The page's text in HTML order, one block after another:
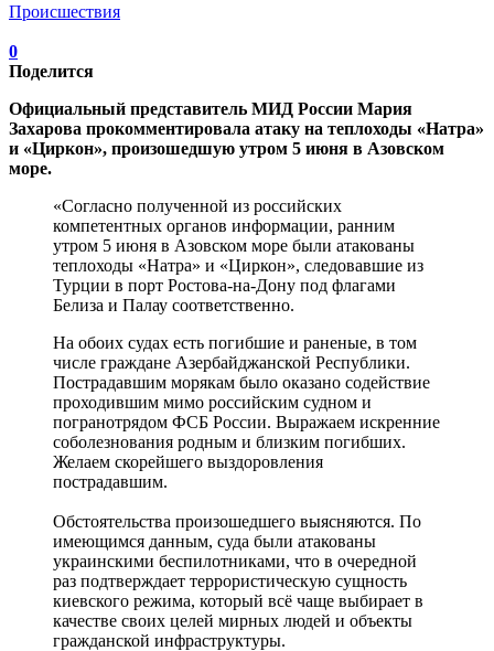
Происшествия
0
Поделится
Официальный представитель МИД России Мария
Захарова прокомментировала атаку на теплоходы «Натра»
и «Циркон», произошедшую утром 5 июня в Азовском
море.
«Согласно полученной из российских
компетентных органов информации, ранним
утром 5 июня в Азовском море были атакованы
теплоходы «Натра» и «Циркон», следовавшие из
Турции в порт Ростова-на-Дону под флагами
Белиза и Палау соответственно.
На обоих судах есть погибшие и раненые, в том
числе граждане Азербайджанской Республики.
Пострадавшим морякам было оказано содействие
проходившим мимо российским судном и
погранотрядом ФСБ России. Выражаем искренние
соболезнования родным и близким погибших.
Желаем скорейшего выздоровления
пострадавшим.
Обстоятельства произошедшего выясняются. По
имеющимся данным, суда были атакованы
украинскими беспилотниками, что в очередной
раз подтверждает террористическую сущность
киевского режима, который всё чаще выбирает в
качестве своих целей мирных людей и объекты
гражданской инфраструктуры.